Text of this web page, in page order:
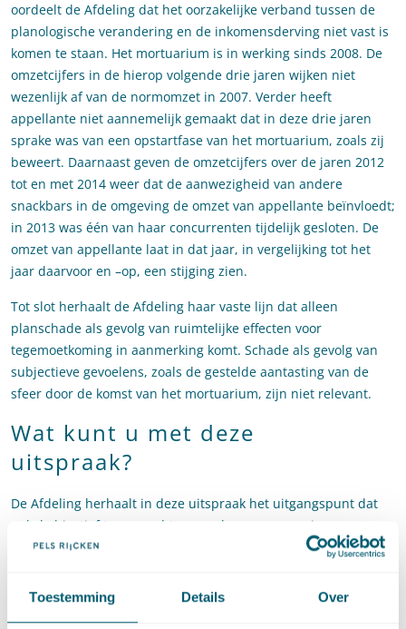
Toestemming Details Over
oordeelt de Afdeling dat het oorzakelijke verband tussen de
planologische verandering en de inkomensderving niet vast is
komen te staan. Het mortuarium is in werking sinds 2008. De
omzetcijfers in de hierop volgende drie jaren wijken niet
wezenlijk af van de normomzet in 2007. Verder heeft
appellante niet aannemelijk gemaakt dat in deze drie jaren
sprake was van een opstartfase van het mortuarium, zoals zij
beweert. Daarnaast geven de omzetcijfers over de jaren 2012
tot en met 2014 weer dat de aanwezigheid van andere
snackbars in de omgeving de omzet van appellante beïnvloedt;
in 2013 was één van haar concurrenten tijdelijk gesloten. De
omzet van appellante laat in dat jaar, in vergelijking tot het
jaar daarvoor en –op, een stijging zien.
Tot slot herhaalt de Afdeling haar vaste lijn dat alleen
planschade als gevolg van ruimtelijke effecten voor
tegemoetkoming in aanmerking komt. Schade als gevolg van
subjectieve gevoelens, zoals de gestelde aantasting van de
sfeer door de komst van het mortuarium, zijn niet relevant.
Wat kunt u met deze
uitspraak?
De Afdeling herhaalt in deze uitspraak het uitgangspunt dat
enkel objectief te verwachten gevolgen van een nieuw
planologisch regime meespelen in de planologische
pas anders als een planologische ontwikkeling kan leiden tot